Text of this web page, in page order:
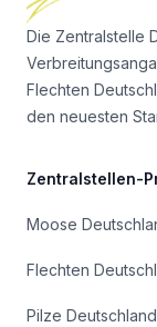
Die Zentralstelle
Flechten
den neuesten
Zentralstellen-
Moose
Flechten
Pilze